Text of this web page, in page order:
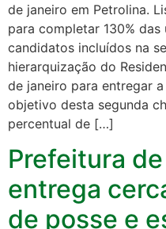
de janeiro em Petrolina.
para completar 130%
candidatos incluídos na
hierarquização do
de janeiro para entregar
objetivo desta segunda
percentual de […]
Prefeitura
entrega
de posse e